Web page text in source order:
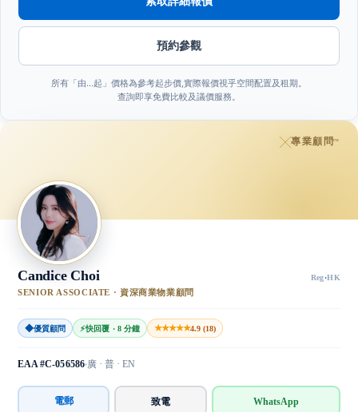
預約參觀
所有「由…起」價格為參考起步價,實際報價視乎空間配置及租期。
查詢即享免費比較及議價服務。
專業顧問™
Candice Choi Reg·HK
SENIOR ASSOCIATE · 資深商業物業顧問
◆優質顧問 ⚡快回覆 · 8 分鐘 ★★★★★4.9 (18)
EAA #C-056586 廣 · 普 · EN
電郵 致電 WhatsApp